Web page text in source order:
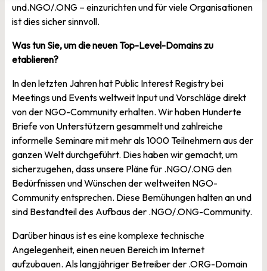
und.NGO/.ONG – einzurichten und für viele Organisationen
ist dies sicher sinnvoll.
Was tun Sie, um die neuen Top-Level-Domains zu
etablieren?
In den letzten Jahren hat Public Interest Registry bei
Meetings und Events weltweit Input und Vorschläge direkt
von der NGO-Community erhalten. Wir haben Hunderte
Briefe von Unterstützern gesammelt und zahlreiche
informelle Seminare mit mehr als 1000 Teilnehmern aus der
ganzen Welt durchgeführt. Dies haben wir gemacht, um
sicherzugehen, dass unsere Pläne für .NGO/.ONG den
Bedürfnissen und Wünschen der weltweiten NGO-
Community entsprechen. Diese Bemühungen halten an und
sind Bestandteil des Aufbaus der .NGO/.ONG-Community.
Darüber hinaus ist es eine komplexe technische
Angelegenheit, einen neuen Bereich im Internet
aufzubauen. Als langjähriger Betreiber der .ORG-Domain